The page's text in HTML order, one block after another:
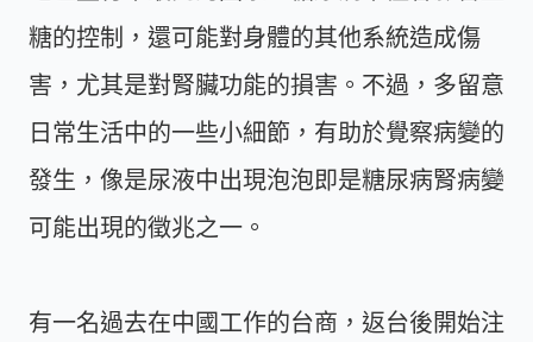
糖的控制，還可能對身體的其他系統造成傷
害，尤其是對腎臟功能的損害。不過，多留意
日常生活中的一些小細節，有助於覺察病變的
發生，像是尿液中出現泡泡即是糖尿病腎病變
可能出現的徵兆之一。
有一名過去在中國工作的台商，返台後開始注